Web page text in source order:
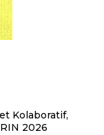
Kolaboratif,
2026